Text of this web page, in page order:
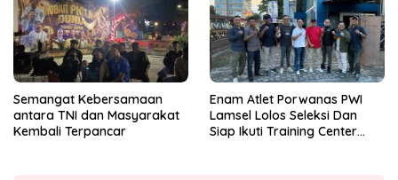
Semangat Kebersamaan
antara TNI dan Masyarakat
Kembali Terpancar
Enam Atlet Porwanas PWI
Lamsel Lolos Seleksi Dan
Siap Ikuti Training Center